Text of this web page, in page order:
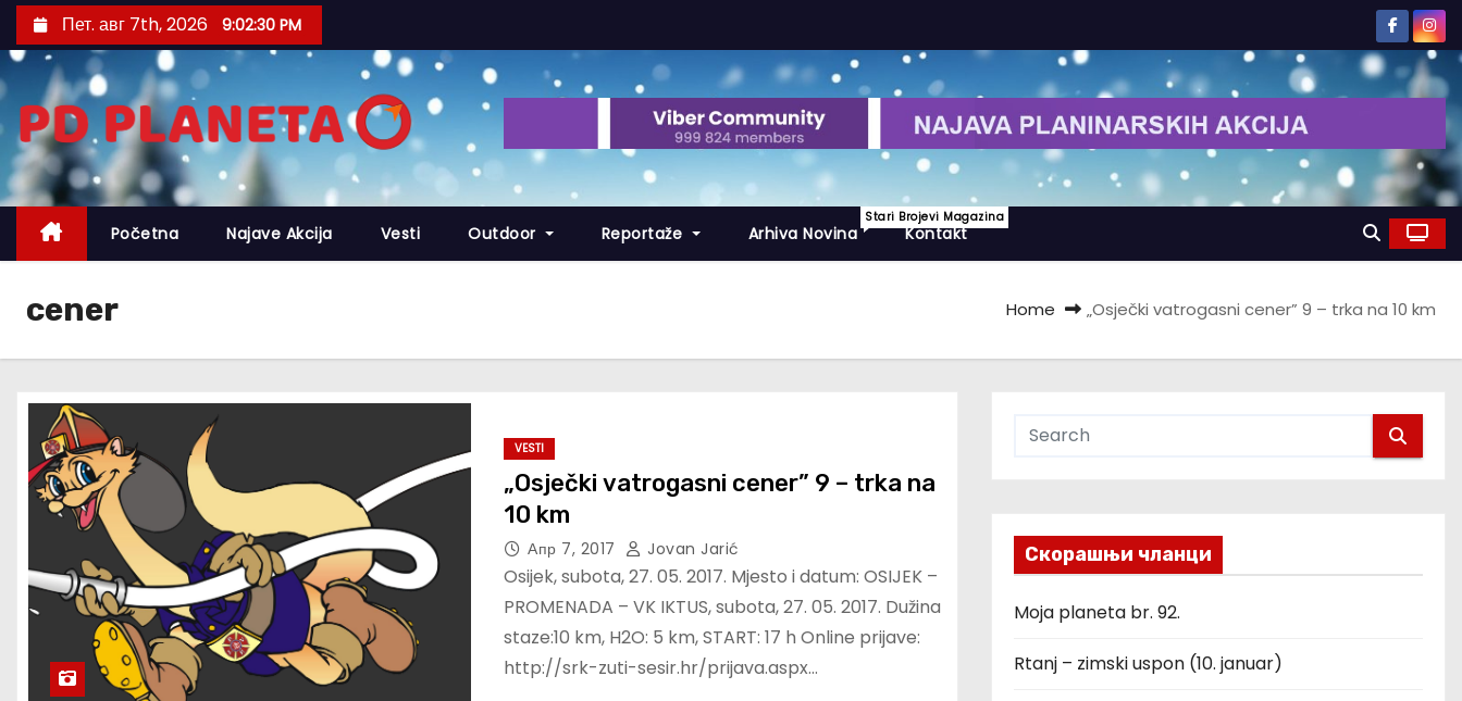
k
i
p
t
c
n
Пет. авг 7th, 2026 9:02:30 PM
Početna Najave Akcija Vesti Outdoor Reportaže Arhiva Novina
Stari Brojevi Magazina
Kontakt
cener Home „Osječki vatrogasni cener” 9 – trka na 10 km
VESTI
„Osječki vatrogasni cener” 9 – trka na
10 km
Апр 7, 2017 Jovan Jarić
Osijek, subota, 27. 05. 2017. Mjesto i datum: OSIJEK –
PROMENADA – VK IKTUS, subota, 27. 05. 2017. Dužina
staze:10 km, H2O: 5 km, START: 17 h Online prijave:
http://srk-zuti-sesir.hr/prijava.aspx…
Скорашњи чланци
Moja planeta br. 92.
Rtanj – zimski uspon (10. januar)